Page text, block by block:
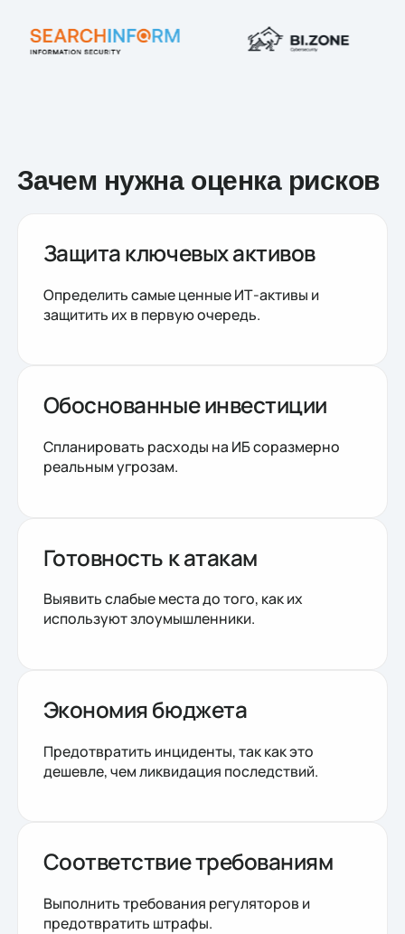
Зачем нужна оценка рисков
Защита ключевых активов
Определить самые ценные ИТ-активы и
защитить их в первую очередь.
Обоснованные инвестиции
Спланировать расходы на ИБ соразмерно
реальным угрозам.
Готовность к атакам
Выявить слабые места до того, как их
используют злоумышленники.
Экономия бюджета
Предотвратить инциденты, так как это
дешевле, чем ликвидация последствий.
Соответствие требованиям
Выполнить требования регуляторов и
предотвратить штрафы.